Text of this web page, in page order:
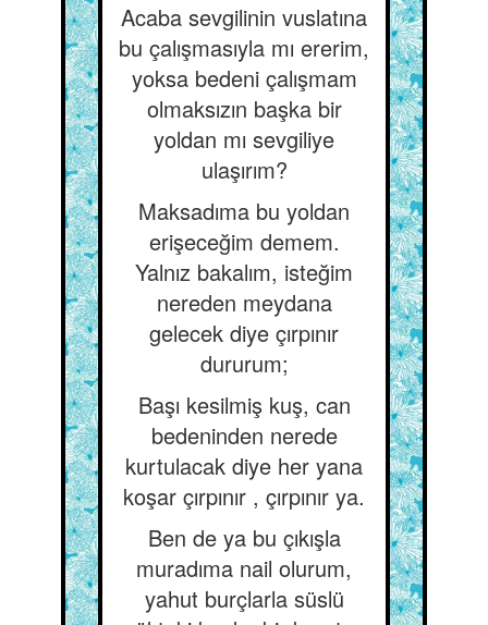
Acaba sevgilinin vuslatına
bu çalışmasıyla mı ererim,
yoksa bedeni çalışmam
olmaksızın başka bir
yoldan mı sevgiliye
ulaşırım?
Maksadıma bu yoldan
erişeceğim demem.
Yalnız bakalım, isteğim
nereden meydana
gelecek diye çırpınır
dururum;
Başı kesilmiş kuş, can
bedeninden nerede
kurtulacak diye her yana
koşar çırpınır , çırpınır ya.
Ben de ya bu çıkışla
muradıma nail olurum,
yahut burçlarla süslü